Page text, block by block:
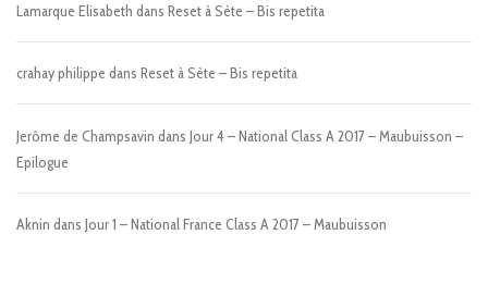
Lamarque Elisabeth dans Reset à Sète – Bis repetita
crahay philippe dans Reset à Sète – Bis repetita
Jerôme de Champsavin dans Jour 4 – National Class A 2017 – Maubuisson –
Epilogue
Aknin dans Jour 1 – National France Class A 2017 – Maubuisson